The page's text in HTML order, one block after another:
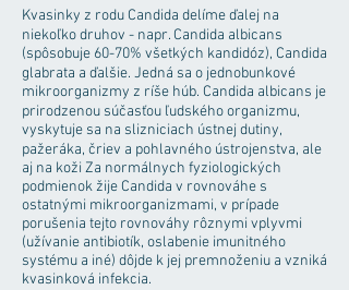
Kvasinky z rodu Candida delíme ďalej na
niekoľko druhov - napr. Candida albicans
(spôsobuje 60-70% všetkých kandidóz), Candida
glabrata a ďalšie. Jedná sa o jednobunkové
mikroorganizmy z ríše húb. Candida albicans je
prirodzenou súčasťou ľudského organizmu,
vyskytuje sa na slizniciach ústnej dutiny,
pažeráka, čriev a pohlavného ústrojenstva, ale
aj na koži Za normálnych fyziologických
podmienok žije Candida v rovnováhe s
ostatnými mikroorganizmami, v prípade
porušenia tejto rovnováhy rôznymi vplyvmi
(užívanie antibiotík, oslabenie imunitného
systému a iné) dôjde k jej premnoženiu a vzniká
kvasinková infekcia.